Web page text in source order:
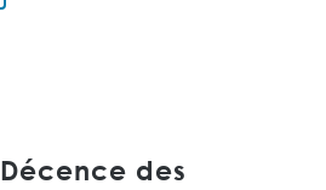
Décence des